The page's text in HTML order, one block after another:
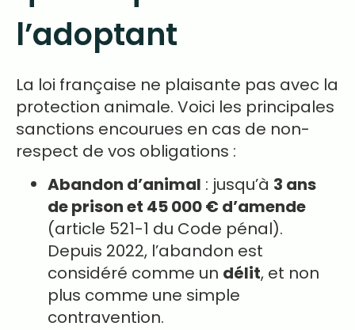
l’adoptant
La loi française ne plaisante pas avec la
protection animale. Voici les principales
sanctions encourues en cas de non-
respect de vos obligations :
Abandon d’animal : jusqu’à 3 ans
de prison et 45 000 € d’amende
(article 521-1 du Code pénal).
Depuis 2022, l’abandon est
considéré comme un délit, et non
plus comme une simple
contravention.